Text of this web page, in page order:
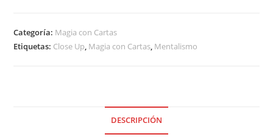
Categoría: Magia con Cartas
Etiquetas: Close Up, Magia con Cartas, Mentalismo
DESCRIPCIÓN